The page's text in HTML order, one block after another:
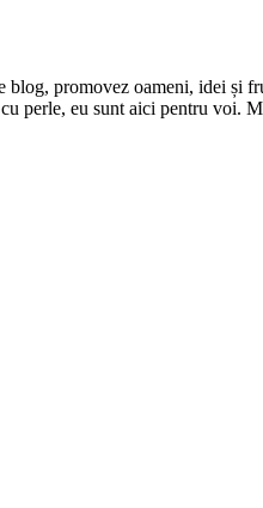
blog, promovez oameni, idei și
perle, eu sunt aici pentru voi.